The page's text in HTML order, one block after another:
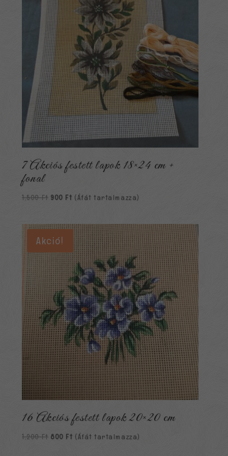
7 Akciós festett lapok 18×24 cm +
fonal
1,500Ft Original
1,500 Ft.
900 FtCurrent
900 Ft.
(Áfát tartalmazza)
Akció!
16 Akciós festett lapok 20×20 cm
1,200Ft Original
800 FtCurrent
(Áfát tartalmazza)